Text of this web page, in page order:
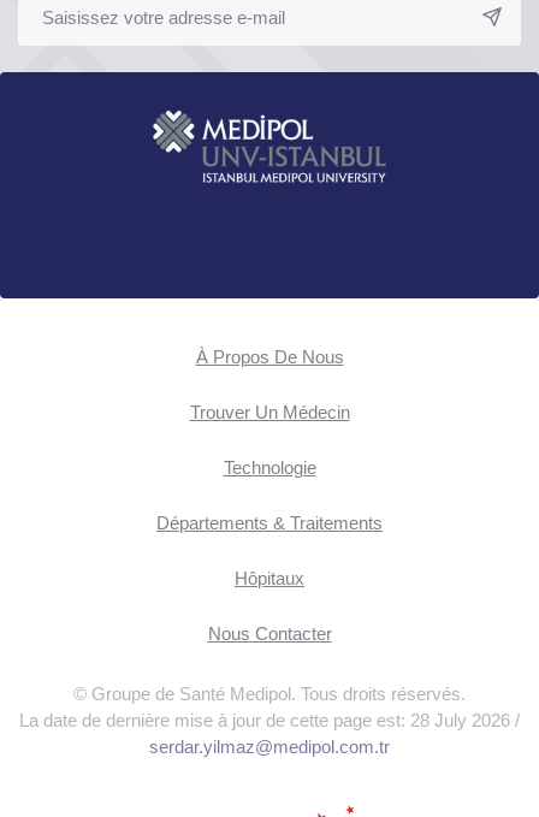
À Propos De Nous
Trouver Un Médecin
Technologie
Départements & Traitements
Hôpitaux
Nous Contacter
© Groupe de Santé Medipol. Tous droits réservés.
La date de dernière mise à jour de cette page est: 28 July 2026 /
serdar.yilmaz@medipol.com.tr